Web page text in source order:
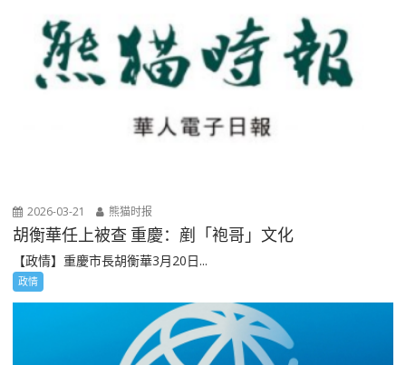
2026-03-21 熊猫时报
胡衡華任上被查 重慶：剷「袍哥」文化
【政情】重慶市長胡衡華3月20日...
政情